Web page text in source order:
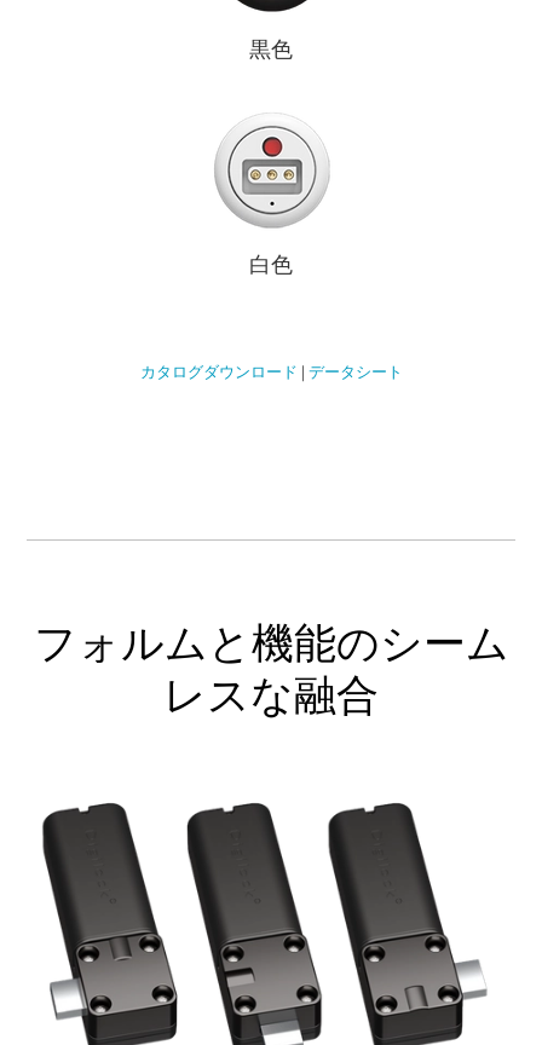
黒色
白色
カタログダウンロード | データシート
フォルムと機能のシーム
レスな融合